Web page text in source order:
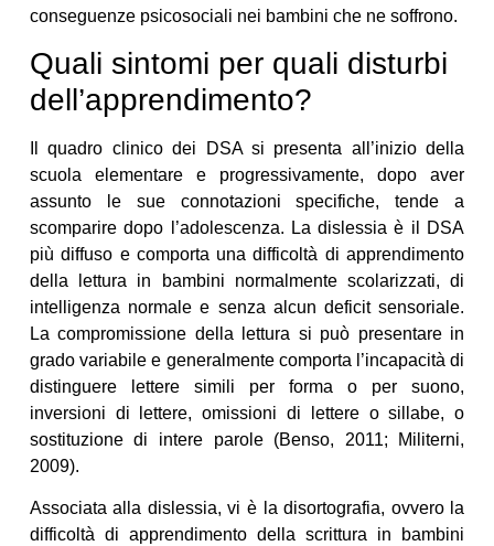
conseguenze psicosociali nei bambini che ne soffrono.
Quali sintomi per quali disturbi
dell’apprendimento?
Il quadro clinico dei DSA si presenta all’inizio della
scuola elementare e progressivamente, dopo aver
assunto le sue connotazioni specifiche, tende a
scomparire dopo l’adolescenza. La dislessia è il DSA
più diffuso e comporta una difficoltà di apprendimento
della lettura in bambini normalmente scolarizzati, di
intelligenza normale e senza alcun deficit sensoriale.
La compromissione della lettura si può presentare in
grado variabile e generalmente comporta l’incapacità di
distinguere lettere simili per forma o per suono,
inversioni di lettere, omissioni di lettere o sillabe, o
sostituzione di intere parole (Benso, 2011; Militerni,
2009).
Associata alla dislessia, vi è la disortografia, ovvero la
difficoltà di apprendimento della scrittura in bambini